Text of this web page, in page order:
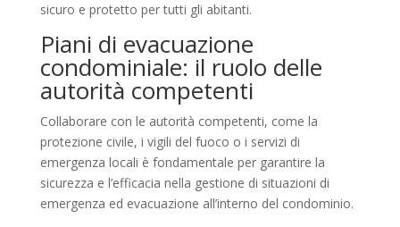
sicuro e protetto per tutti gli abitanti.
Piani di evacuazione
condominiale: il ruolo delle
autorità competenti
Collaborare con le autorità competenti, come la
protezione civile, i vigili del fuoco o i servizi di
emergenza locali è fondamentale per garantire la
sicurezza e l’efficacia nella gestione di situazioni di
emergenza ed evacuazione all’interno del condominio.